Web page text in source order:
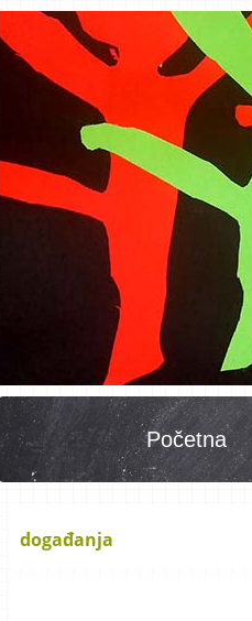
Početna
događanja